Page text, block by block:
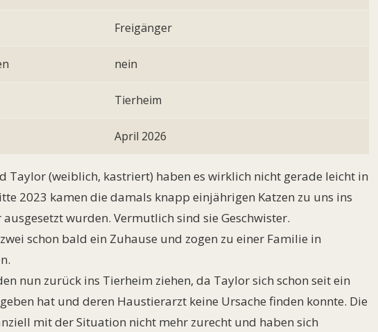
Freigänger
nein
Tierheim
April 2026
Taylor (weiblich, kastriert) haben es wirklich nicht gerade leicht in
2023 kamen die damals knapp einjährigen Katzen zu uns ins
wurden. Vermutlich sind sie Geschwister.
schon bald ein Zuhause und zogen zu einer Familie in
nun zurück ins Tierheim ziehen, da Taylor sich schon seit ein
hat und deren Haustierarzt keine Ursache finden konnte. Die
mit der Situation nicht mehr zurecht und haben sich